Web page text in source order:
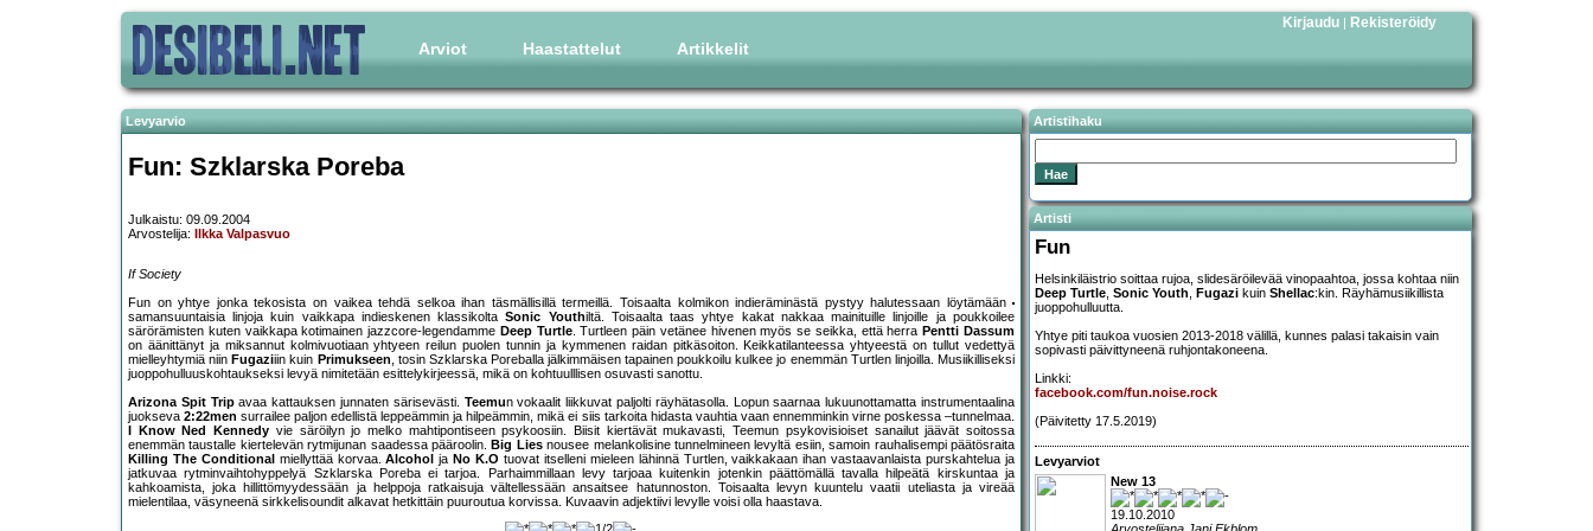
Arviot Haastattelut Artikkelit
Kirjaudu | Rekisteröidy
Levyarvio
Fun: Szklarska Poreba
Julkaistu: 09.09.2004
Arvostelija:
Ilkka Valpasvuo
If Society
Fun on yhtye jonka tekosista on vaikea tehdä selkoa ihan täsmällisillä termeillä. Toisaalta kolmikon indieräminästä pystyy halutessaan löytämään
samansuuntaisia linjoja kuin vaikkapa indieskenen klassikoltaSonic Youthiltä. Toisaalta taas yhtye kakat nakkaa mainituille linjoille ja poukkoilee
särörämisten kuten vaikkapa kotimainen jazzcore-legendamme Deep Turtle. Turtleen päin vetänee hivenen myös se seikka, että herra Pentti Dassum
on äänittänyt ja miksannut kolmivuotiaan yhtyeen reilun puolen tunnin ja kymmenen raidan pitkäsoiton. Keikkatilanteessa yhtyeestä on tullut vedettyä
mielleyhtymiä niin Fugaziiin kuin Primukseen, tosin Szklarska Poreballa jälkimmäisen tapainen poukkoilu kulkee jo enemmän Turtlen linjoilla. Musiikilliseksi
juoppohulluuskohtaukseksi levyä nimitetään esittelykirjeessä, mikä on kohtuulllisen osuvasti sanottu.
Arizona Spit Tripavaa kattauksen junnaten särisevästi. Teemun vokaalit liikkuvat paljolti räyhätasolla. Lopun saarnaa lukuunottamatta instrumentaalina
juokseva2:22men surrailee paljon edellistä leppeämmin ja hilpeämmin, mikä ei siis tarkoita hidasta vauhtia vaan ennemminkin virne poskessa –tunnelmaa.
I Know Ned Kennedy vie säröilyn jo melko mahtipontiseen psykoosiin. Biisit kiertävät mukavasti, Teemun psykovisioiset sanailut jäävät soitossa
enemmän taustalle kiertelevän rytmijunan saadessa pääroolin. Big Liesnousee melankolisine tunnelmineen levyltä esiin, samoin rauhalisempi päätösraita
Killing The Conditional miellyttää korvaa.Alcohol ja No K.O tuovat itselleni mieleen lähinnä Turtlen, vaikkakaan ihan vastaavanlaista purskahtelua ja
jatkuvaa rytminvaihtohyppelyä Szklarska Poreba ei tarjoa. Parhaimmillaan levy tarjoaa kuitenkin jotenkin päättömällä tavalla hilpeätä kirskuntaa ja
kahkoamista, joka hillittömyydessään ja helppoja ratkaisuja vältellessään ansaitsee hatunnoston. Toisaalta levyn kuuntelu vaatii uteliasta ja vireää
mielentilaa, väsyneenä sirkkelisoundit alkavat hetkittäin puuroutua korvissa. Kuvaavin adjektiivi levylle voisi olla haastava.
Artistihaku
Artisti
Fun
Helsinkiläistrio soittaa rujoa, slidesäröilevää vinopaahtoa, jossa kohtaa niin
Deep Turtle, Sonic Youth, Fugazi kuin Shellac:kin. Räyhämusiikillista
juoppohulluutta.
Yhtye piti taukoa vuosien 2013-2018 välillä, kunnes palasi takaisin vain
sopivasti päivittyneenä ruhjontakoneena.
Linkki:
facebook.com/fun.noise.rock
(Päivitetty 17.5.2019)
Levyarviot
New 13
19.10.2010